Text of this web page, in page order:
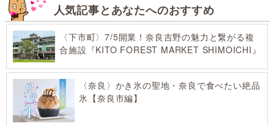
人気記事とあなたへのおすすめ
〈下市町〉7/5開業！奈良吉野の魅力と繋がる複
合施設『KITO FOREST MARKET SHIMOICHI』
〈奈良〉かき氷の聖地・奈良で食べたい絶品
氷【奈良市編】